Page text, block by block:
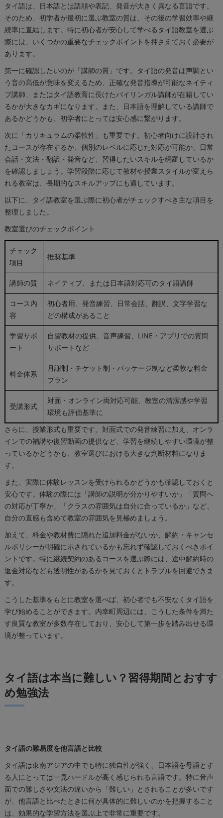
タイ語は、日本語とは語順や表記、発音が大きく異なる言語です。
そのため、初学者が最初に選ぶ教室の質は、その後の学習効率や継
続率に直結します。特に初心者が安心して学べるタイ語教室を選ぶ
際には、いくつかの重要なチェックポイントを押さえておく必要が
あります。
第一に確認したいのが「講師の質」です。タイ語の発音は声調とい
う音の高低が意味を変えるため、正確な発音指導が可能なネイティ
ブ講師、またはタイ語教育に長けたバイリンガル講師が在籍してい
るかが大きなカギになります。また、日本語を理解している講師で
あるかどうかも、初学者にとっては安心感に繋がります。
次に「カリキュラムの柔軟性」も重要です。初心者向けに設計され
たコースが存在するか、個別のレベルに応じた対応が可能か、日常
会話・文法・翻訳・発音など、習得したいスキルを網羅しているか
を確認しましょう。学習段階に応じて教材や授業スタイルが変えら
れる教室は、長期的なスキルアップにも適しています。
以下に、タイ語教室を選ぶ際に初心者がチェックすべき主な項目を
整理しました。
教室選びのチェックポイント
チェック
項目
推奨基準
講師の質 ネイティブ、または日本語対応可のタイ語講師
コース内
容
初心者用、発音練習、日常会話、翻訳、文字学習な
どの構成があること
学習サポ
ート
自習教材の提供、音声練習、LINE・アプリでの質問
サポートなど
料金体系
月謝制・チケット制・パッケージ制など柔軟な料金
プラン
受講形式
対面・オンライン両対応可能、教室の清潔感や学習
環境も評価基準に
さらに、授業形式も重要です。対面式での発音練習に加え、オンラ
インでの補講や復習動画の提供など、学習を継続しやすい環境が整
っているかどうかも、教室選びにおける大きな判断材料になりま
す。
また、実際に体験レッスンを受けられるかどうかも確認しておくと
安心です。体験の際には「講師の説明が分かりやすいか」「質問へ
の対応が丁寧か」「クラスの雰囲気は自分に合っているか」など、
自分の直感も含めて教室の雰囲気を見極めましょう。
加えて、料金や教材費に隠れた追加料金がないか、解約・キャンセ
ルポリシーが明確に示されているかも忘れず確認しておくべきポイ
ントです。特に継続契約のあるコースを選ぶ際には、途中解約時の
返金対応なども透明性があるかを見ておくとトラブルを回避できま
す。
こうした基準をもとに教室を選べば、初心者でも不安なくタイ語を
学び始めることができます。内幸町周辺には、こうした条件を満た
す良質な教室が多数存在しており、安心して第一歩を踏み出せる環
境が整っています。
タイ語は本当に難しい？習得期間とおすす
め勉強法
タイ語の難易度を他言語と比較
タイ語は東南アジアの中でも特に独自性が強く、日本語を母語とす
る人にとっては一見ハードルが高く感じられる言語です。特に音声
面での難しさや文法の違いから「難しい」とされることが多いです
が、他言語と比べたときに何が具体的に難しいのかを把握すること
は、効果的な学習方法を選ぶ上で非常に重要です。